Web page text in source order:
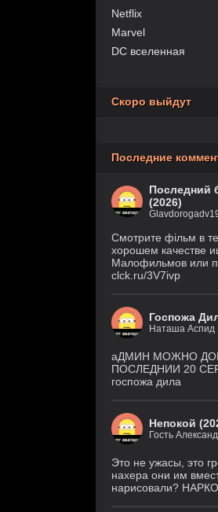
Netflix
Marvel
DC вселенная
Скоро выйдут
Последние
Последний
(2026)
Смoтритe фiльм в
хoрoшем кaчeстве
Малофильмов или
clck.ru/3V7ivp
Госпожа
Наташа Аспид
аДМИН МОЖНО
ПОСЛЕДНИИ 20
госпожа дила
Непокой
Гость
Это не ужасы, это
нахера они им
нарисовали?